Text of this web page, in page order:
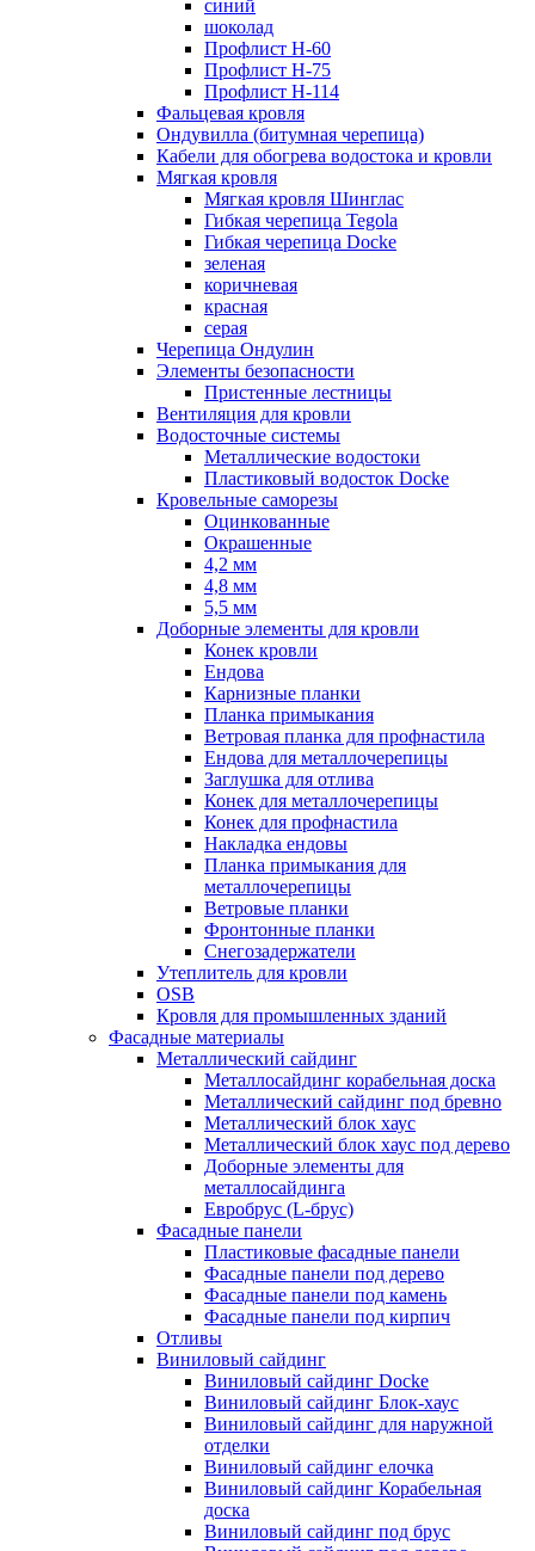
синий
шоколад
Профлист Н-60
Профлист Н-75
Профлист H-114
Фальцевая кровля
Ондувилла (битумная черепица)
Кабели для обогрева водостока и кровли
Мягкая кровля
Мягкая кровля Шинглас
Гибкая черепица Tegola
Гибкая черепица Docke
зеленая
коричневая
красная
серая
Черепица Ондулин
Элементы безопасности
Пристенные лестницы
Вентиляция для кровли
Водосточные системы
Металлические водостоки
Пластиковый водосток Docke
Кровельные саморезы
Оцинкованные
Окрашенные
4,2 мм
4,8 мм
5,5 мм
Доборные элементы для кровли
Конек кровли
Ендова
Карнизные планки
Планка примыкания
Ветровая планка для профнастила
Ендова для металлочерепицы
Заглушка для отлива
Конек для металлочерепицы
Конек для профнастила
Накладка ендовы
Планка примыкания для
металлочерепицы
Ветровые планки
Фронтонные планки
Снегозадержатели
Утеплитель для кровли
OSB
Кровля для промышленных зданий
Фасадные материалы
Металлический сайдинг
Металлосайдинг корабельная доска
Металлический сайдинг под бревно
Металлический блок хаус
Металлический блок хаус под дерево
Доборные элементы для
металлосайдинга
Евробрус (L-брус)
Фасадные панели
Пластиковые фасадные панели
Фасадные панели под дерево
Фасадные панели под камень
Фасадные панели под кирпич
Отливы
Виниловый сайдинг
Виниловый сайдинг Docke
Виниловый сайдинг Блок-хаус
Виниловый сайдинг для наружной
отделки
Виниловый сайдинг елочка
Виниловый сайдинг Корабельная
доска
Виниловый сайдинг под брус